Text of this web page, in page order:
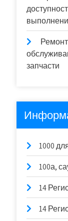
запчасти
1000
100а,
14
14